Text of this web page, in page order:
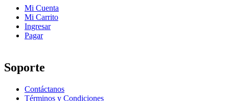
Mi Cuenta
Mi Carrito
Ingresar
Pagar
Soporte
Contáctanos
Términos y Condiciones